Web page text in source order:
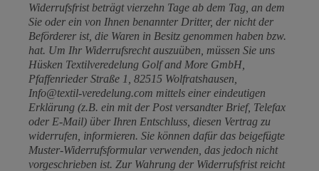
Widerrufsfrist beträgt vierzehn Tage ab dem Tag, an dem
Sie oder ein von Ihnen benannter Dritter, der nicht der
Beförderer ist, die Waren in Besitz genommen haben bzw.
hat. Um Ihr Widerrufsrecht auszuüben, müssen Sie uns
Hüsken Textilveredelung Golf and More GmbH,
Pfaffenrieder Straße 1, 82515 Wolfratshausen,
Info@textil-veredelung.com mittels einer eindeutigen
Erklärung (z.B. ein mit der Post versandter Brief, Telefax
oder E-Mail) über Ihren Entschluss, diesen Vertrag zu
widerrufen, informieren. Sie können dafür das beigefügte
Muster-Widerrufsformular verwenden, das jedoch nicht
vorgeschrieben ist. Zur Wahrung der Widerrufsfrist reicht